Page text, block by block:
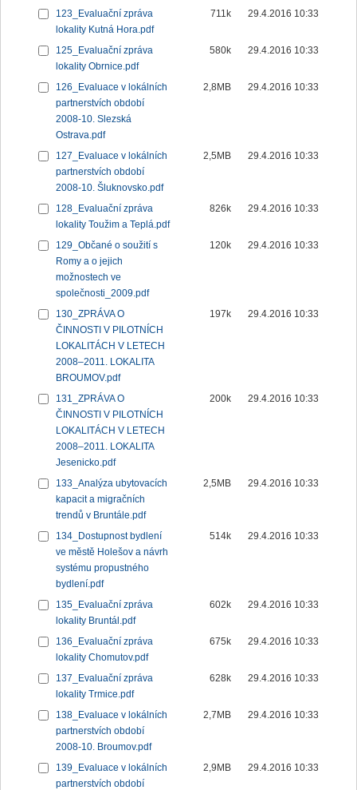
123_Evaluační zpráva
lokality Kutná Hora.pdf
711k 29.4.2016 10:33
125_Evaluační zpráva
lokality Obrnice.pdf
580k 29.4.2016 10:33
126_Evaluace v lokálních
partnerstvích období
2008-10. Slezská
Ostrava.pdf
2,8MB 29.4.2016 10:33
127_Evaluace v lokálních
partnerstvích období
2008-10. Šluknovsko.pdf
2,5MB 29.4.2016 10:33
128_Evaluační zpráva
lokality Toužim a Teplá.pdf
826k 29.4.2016 10:33
129_Občané o soužití s
Romy a o jejich
možnostech ve
společnosti_2009.pdf
120k 29.4.2016 10:33
130_ZPRÁVA O
ČINNOSTI V PILOTNÍCH
LOKALITÁCH V LETECH
2008–2011. LOKALITA
BROUMOV.pdf
197k 29.4.2016 10:33
131_ZPRÁVA O
ČINNOSTI V PILOTNÍCH
LOKALITÁCH V LETECH
2008–2011. LOKALITA
Jesenicko.pdf
200k 29.4.2016 10:33
133_Analýza ubytovacích
kapacit a migračních
trendů v Bruntále.pdf
2,5MB 29.4.2016 10:33
134_Dostupnost bydlení
ve městě Holešov a návrh
systému propustného
bydlení.pdf
514k 29.4.2016 10:33
135_Evaluační zpráva
lokality Bruntál.pdf
602k 29.4.2016 10:33
136_Evaluační zpráva
lokality Chomutov.pdf
675k 29.4.2016 10:33
137_Evaluační zpráva
lokality Trmice.pdf
628k 29.4.2016 10:33
138_Evaluace v lokálních
partnerstvích období
2008-10. Broumov.pdf
2,7MB 29.4.2016 10:33
139_Evaluace v lokálních
partnerstvích období
2,9MB 29.4.2016 10:33